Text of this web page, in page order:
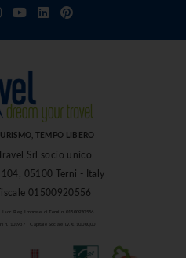
TEMPO LIBERO
Srl socio unico
05100 Terni - Italy
01500920556
Iscr. Reg. Imprese di Terni n. 01500920556
n. 101937 | Capitale Sociale i.v. € 10.000,00